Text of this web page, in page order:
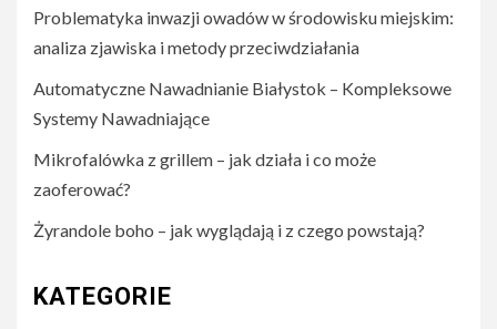
Problematyka inwazji owadów w środowisku miejskim:
analiza zjawiska i metody przeciwdziałania
Automatyczne Nawadnianie Białystok – Kompleksowe
Systemy Nawadniające
Mikrofalówka z grillem – jak działa i co może
zaoferować?
Żyrandole boho – jak wyglądają i z czego powstają?
KATEGORIE